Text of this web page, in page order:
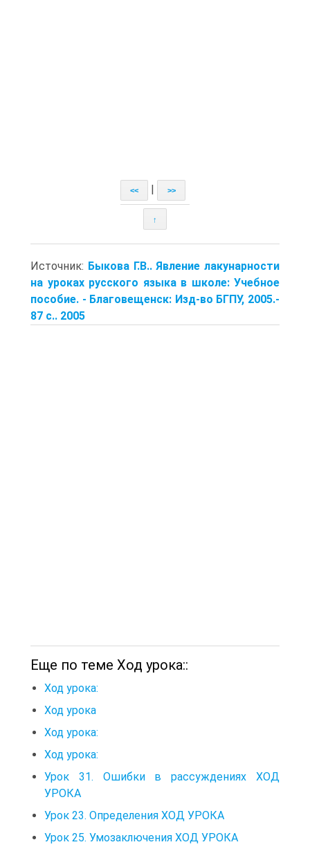
<< >>
↑
Источник: Быкова Г.В.. Явление лакунарности
на уроках русского языка в школе: Учебное
пособие. - Благовещенск: Изд-во БГПУ, 2005.-
87 с.. 2005
Еще по теме Ход урока::
Ход урока:
Ход урока
Ход урока:
Ход урока:
Урок 31. Ошибки в рассуждениях ХОД
УРОКА
Урок 23. Определения ХОД УРОКА
Урок 25. Умозаключения ХОД УРОКА